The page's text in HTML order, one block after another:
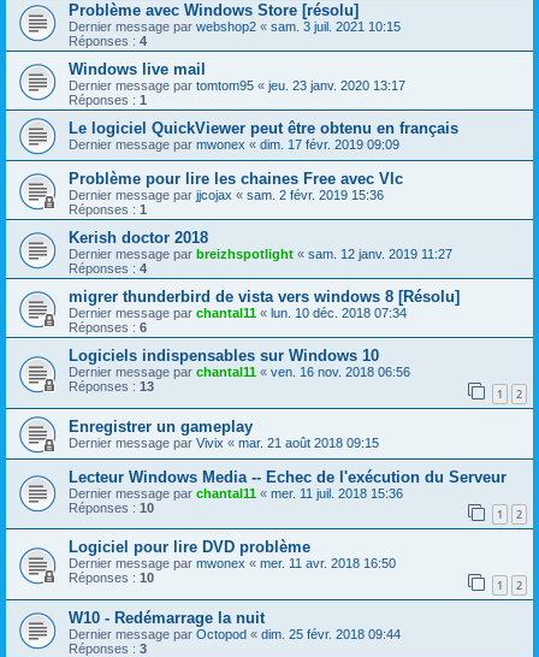
Problème avec Windows Store [résolu]
Dernier message par webshop2 « sam. 3 juil. 2021 10:15
Réponses : 4
Windows live mail
Dernier message par tomtom95 « jeu. 23 janv. 2020 13:17
Réponses : 1
Le logiciel QuickViewer peut être obtenu en français
Dernier message par mwonex « dim. 17 févr. 2019 09:09
Problème pour lire les chaines Free avec Vlc
Dernier message par jjcojax « sam. 2 févr. 2019 15:36
Réponses : 1
Kerish doctor 2018
Dernier message par breizhspotlight « sam. 12 janv. 2019 11:27
Réponses : 4
migrer thunderbird de vista vers windows 8 [Résolu]
Dernier message par chantal11 « lun. 10 déc. 2018 07:34
Réponses : 6
Logiciels indispensables sur Windows 10
Dernier message par chantal11 « ven. 16 nov. 2018 06:56
Réponses : 13 1 2
Enregistrer un gameplay
Dernier message par Vivix « mar. 21 août 2018 09:15
Lecteur Windows Media -- Echec de l'exécution du Serveur
Dernier message par chantal11 « mer. 11 juil. 2018 15:36
Réponses : 10 1 2
Logiciel pour lire DVD problème
Dernier message par mwonex « mer. 11 avr. 2018 16:50
Réponses : 10 1 2
W10 - Redémarrage la nuit
Dernier message par Octopod « dim. 25 févr. 2018 09:44
Réponses : 3